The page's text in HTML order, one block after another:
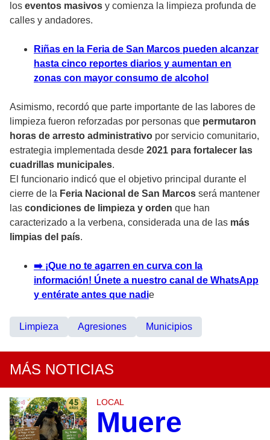
los eventos masivos y comienza la limpieza profunda de
calles y andadores.
Riñas en la Feria de San Marcos pueden alcanzar
hasta cinco reportes diarios y aumentan en
zonas con mayor consumo de alcohol
Asimismo, recordó que parte importante de las labores de
limpieza fueron reforzadas por personas que permutaron
horas de arresto administrativo por servicio comunitario,
estrategia implementada desde 2021 para fortalecer las
cuadrillas municipales.
El funcionario indicó que el objetivo principal durante el
cierre de la Feria Nacional de San Marcos será mantener
las condiciones de limpieza y orden que han
caracterizado a la verbena, considerada una de las más
limpias del país.
➡️ ¡Que no te agarren en curva con la
información! Únete a nuestro canal de WhatsApp
y entérate antes que nadie
Limpieza Agresiones Municipios
MÁS NOTICIAS
LOCAL
Muere